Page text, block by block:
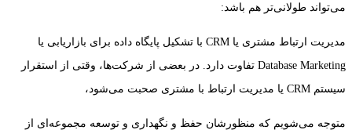
می‌تواند طولانی‌تر هم باشد:
مدیریت ارتباط مشتری یا CRM با تشکیل پایگاه داده برای بازاریابی یا
Database Marketing تفاوت دارد. در بعضی از شرکت‌ها، وقتی از استقرار
سیستم CRM یا مدیریت ارتباط با مشتری صحبت می‌شود،
متوجه می‌شویم که منظورشان حفظ و نگهداری و توسعه مجموعه‌ای از